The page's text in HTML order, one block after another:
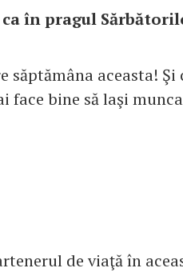
în pragul
săptămâna aceasta!
face bine să laşi
de viaţă în